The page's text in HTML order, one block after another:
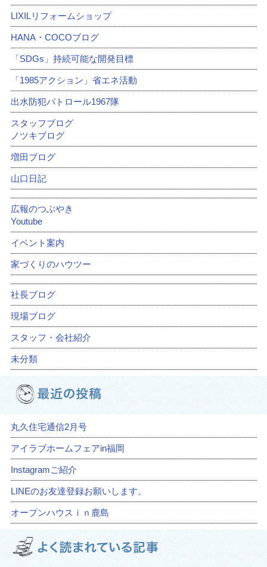
LIXILリフォームショップ
HANA・COCOブログ
「SDGs」持続可能な開発目標
「1985アクション」省エネ活動
出水防犯パトロール1967隊
スタッフブログ
ノツキブログ
増田ブログ
山口日記
広報のつぶやき
Youtube
イベント案内
家づくりのハウツー
社長ブログ
現場ブログ
スタッフ・会社紹介
未分類
丸久住宅通信2月号
アイラブホームフェアin福岡
Instagramご紹介
LINEのお友達登録お願いします。
オープンハウスｉｎ鹿島